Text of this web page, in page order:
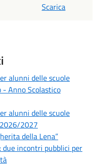
Scarica
alunni delle scuole
- Anno Scolastico
alunni delle scuole
2027
della Lena”
due incontri pubblici per